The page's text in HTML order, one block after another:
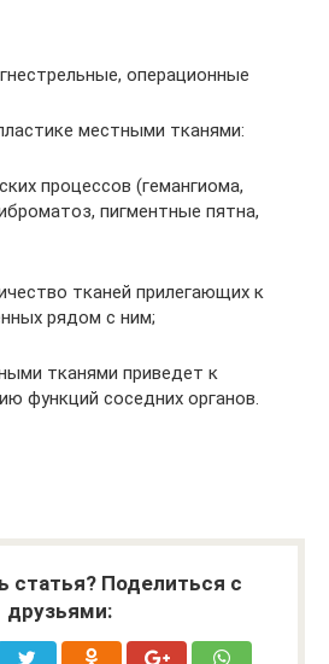
операционные
местными тканями:
процессов (гемангиома,
пигментные пятна,
тканей прилегающих к
рядом с ним;
тканями приведет к
функций соседних органов.
статья? Поделиться с
друзьями: